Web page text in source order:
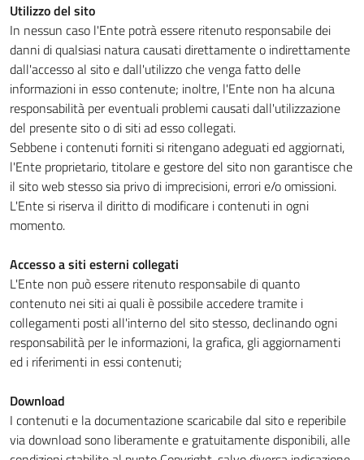
Utilizzo del sito
In nessun caso l'Ente potrà essere ritenuto responsabile dei
danni di qualsiasi natura causati direttamente o indirettamente
dall'accesso al sito e dall'utilizzo che venga fatto delle
informazioni in esso contenute; inoltre, l'Ente non ha alcuna
responsabilità per eventuali problemi causati dall'utilizzazione
del presente sito o di siti ad esso collegati.
Sebbene i contenuti forniti si ritengano adeguati ed aggiornati,
l'Ente proprietario, titolare e gestore del sito non garantisce che
il sito web stesso sia privo di imprecisioni, errori e/o omissioni.
L'Ente si riserva il diritto di modificare i contenuti in ogni
momento.
Accesso a siti esterni collegati
L'Ente non può essere ritenuto responsabile di quanto
contenuto nei siti ai quali è possibile accedere tramite i
collegamenti posti all'interno del sito stesso, declinando ogni
responsabilità per le informazioni, la grafica, gli aggiornamenti
ed i riferimenti in essi contenuti;
Download
I contenuti e la documentazione scaricabile dal sito e reperibile
via download sono liberamente e gratuitamente disponibili, alle